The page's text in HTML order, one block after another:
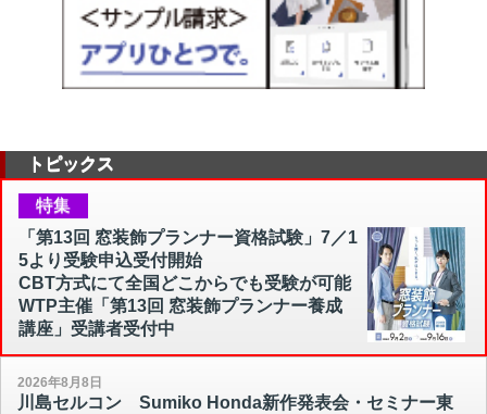
トピックス
特集
「第13回 窓装飾プランナー資格試験」7／1
5より受験申込受付開始
CBT方式にて全国どこからでも受験が可能
WTP主催「第13回 窓装飾プランナー養成
講座」受講者受付中
2026年8月8日
川島セルコン Sumiko Honda新作発表会・セミナー東